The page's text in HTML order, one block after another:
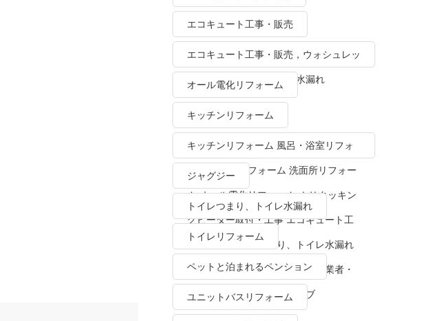
エコキュート工事・販売
エコキュート工事・販売，ウォシュレッ
ト トイレつまり、トイレ水漏れ
オール電化リフォーム
キッチンリフォーム
キッチンリフォーム 風呂・浴室リフォ
ーム トイレリフォーム 洗面所リフォー
ム オール電化リフォーム ＩＨクッキン
グヒーター取付・工事 エコキュート工
事・販売 トイレつまり、トイレ水漏れ
水栓金具修理・交換 リフォーム業者・
会社 ＴＯＴＯリモデルクラブ
ジャグジー
トイレつまり、トイレ水漏れ
トイレリフォーム
ペットと泊まれるペンション
ユニットバスリフォーム